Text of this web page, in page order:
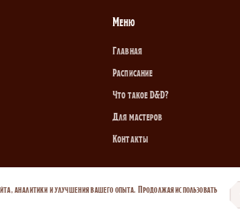
Меню
Главная
Расписание
Что такое D&D?
Для мастеров
Контакты
аналитики и улучшения вашего опыта. Продолжая использовать